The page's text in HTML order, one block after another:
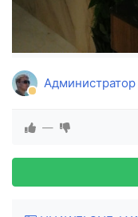
Администратор
—